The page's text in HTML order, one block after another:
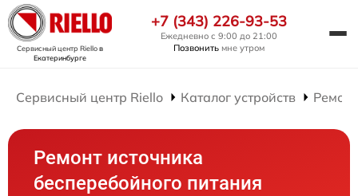
Сервисный центр Rielloв
Екатеринбурге
+7 (343) 226-93-53
Ежедневно с 9:00 до 21:00
Позвонить мне утром
Сервисный центр Riello Каталог устройств
Ремонт источника
бесперебойного питания